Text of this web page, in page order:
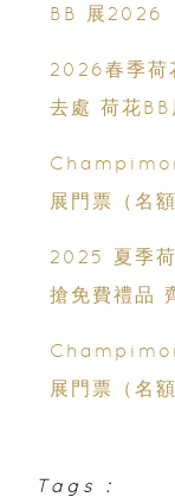
BB 展2026
2026春季荷
去處 荷花BB
展門票（名
2025 夏季
搶免費禮品
展門票（名
Tags :